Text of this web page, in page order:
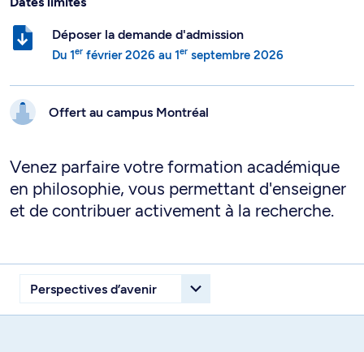
Déposer la demande d'admission
Du 1er février 2026 au 1er septembre 2026
Offert au campus Montréal
Venez parfaire votre formation académique
en philosophie, vous permettant d'enseigner
et de contribuer activement à la recherche.